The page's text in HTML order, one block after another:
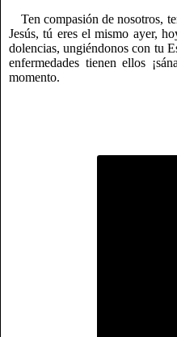
Ten compasión de nosotros,
Jesús, tú eres el mismo ayer,
dolencias, ungiéndonos con tu
enfermedades tienen ellos
momento.